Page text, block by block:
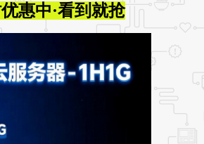
惠中·看到就抢